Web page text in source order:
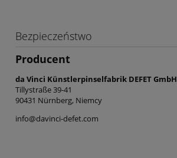
Bezpieczeństwo
Producent
da Vinci Künstlerpinselfabrik DEFET GmbH
Tillystraße 39-41
90431 Nürnberg, Niemcy
info@davinci-defet.com